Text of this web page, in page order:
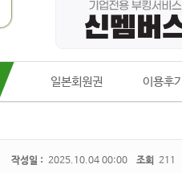
일본회원권 이용후기
작성일 : 2025.10.04 00:00 조회 211